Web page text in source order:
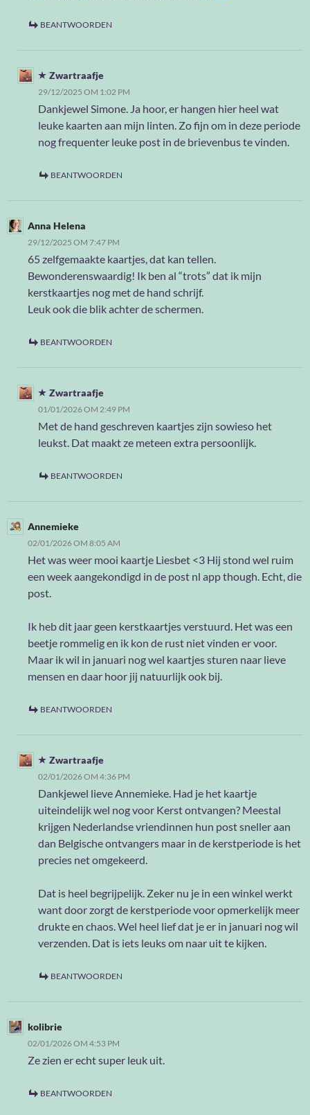
BEANTWOORDEN
Zwartraafje
29/12/2025 OM 1:02 PM
Dankjewel Simone. Ja hoor, er hangen hier heel wat
leuke kaarten aan mijn linten. Zo fijn om in deze periode
nog frequenter leuke post in de brievenbus te vinden.
BEANTWOORDEN
Anna Helena
29/12/2025 OM 7:47 PM
65 zelfgemaakte kaartjes, dat kan tellen.
Bewonderenswaardig! Ik ben al “trots” dat ik mijn
kerstkaartjes nog met de hand schrijf.
Leuk ook die blik achter de schermen.
BEANTWOORDEN
Zwartraafje
01/01/2026 OM 2:49 PM
Met de hand geschreven kaartjes zijn sowieso het
leukst. Dat maakt ze meteen extra persoonlijk.
BEANTWOORDEN
Annemieke
02/01/2026 OM 8:05 AM
Het was weer mooi kaartje Liesbet <3 Hij stond wel ruim
een week aangekondigd in de post nl app though. Echt, die
post.
Ik heb dit jaar geen kerstkaartjes verstuurd. Het was een
beetje rommelig en ik kon de rust niet vinden er voor.
Maar ik wil in januari nog wel kaartjes sturen naar lieve
mensen en daar hoor jij natuurlijk ook bij.
BEANTWOORDEN
Zwartraafje
02/01/2026 OM 4:36 PM
Dankjewel lieve Annemieke. Had je het kaartje
uiteindelijk wel nog voor Kerst ontvangen? Meestal
krijgen Nederlandse vriendinnen hun post sneller aan
dan Belgische ontvangers maar in de kerstperiode is het
precies net omgekeerd.
Dat is heel begrijpelijk. Zeker nu je in een winkel werkt
want door zorgt de kerstperiode voor opmerkelijk meer
drukte en chaos. Wel heel lief dat je er in januari nog wil
verzenden. Dat is iets leuks om naar uit te kijken.
BEANTWOORDEN
kolibrie
02/01/2026 OM 4:53 PM
Ze zien er echt super leuk uit.
BEANTWOORDEN